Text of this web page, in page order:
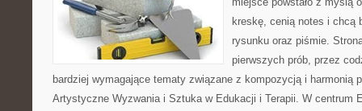
kreskę, cenią notes i chcą
rysunku oraz piśmie.
pierwszych prób, przez
bardziej wymagające tematy związane z kompozycją i harmonią
Artystyczne Wyzwania i Sztuka w Edukacji i Terapii. W centrum